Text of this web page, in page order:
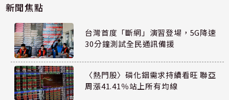
新聞焦點
台灣首度「斷網」演習登場，5G降速
30分鐘測試全民通訊備援
〈熱門股〉磷化銦需求持續看旺 聯亞
周漲41.41％站上所有均線